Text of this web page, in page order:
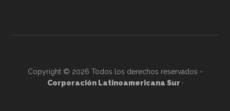
Copyright © 2026 Todos los derechos reservados -
Corporación Latinoamericana Sur ·